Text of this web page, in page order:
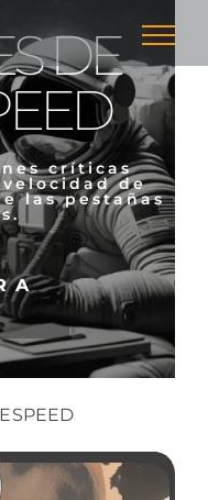
DE
críticas
de
las pestañas